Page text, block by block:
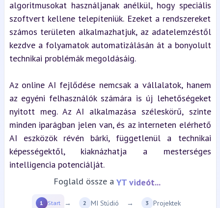
algoritmusokat használjanak anélkül, hogy speciális
szoftvert kellene telepíteniük. Ezeket a rendszereket
számos területen alkalmazhatjuk, az adatelemzéstől
kezdve a folyamatok automatizálásán át a bonyolult
technikai problémák megoldásáig.
Az online AI fejlődése nemcsak a vállalatok, hanem
az egyéni felhasználók számára is új lehetőségeket
nyitott meg. Az AI alkalmazása széleskörű, szinte
minden iparágban jelen van, és az interneten elérhető
AI eszközök révén bárki, függetlenül a technikai
képességektől, kiaknázhatja a mesterséges
intelligencia potenciálját.
Foglald össze a YT videót...
1 Start → 2 MI Stúdió → 3 Projektek